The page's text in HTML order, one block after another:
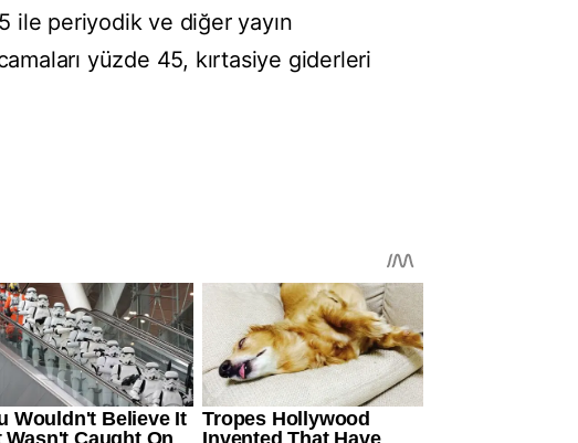
ile periyodik ve diğer yayın
yüzde 45, kırtasiye giderleri